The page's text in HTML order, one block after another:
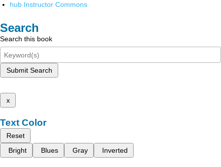
hub Instructor Commons
Search
Search this book
Submit Search
x
Text Color
Reset
Bright
Blues Gray Inverted